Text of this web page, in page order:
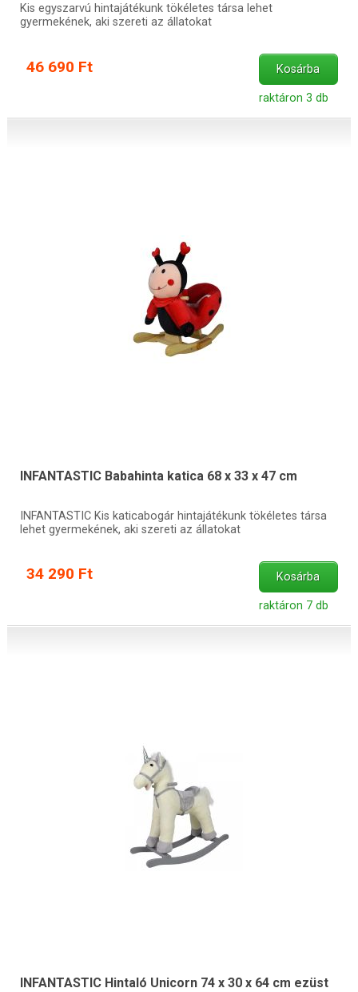
Kis egyszarvú hintajátékunk tökéletes társa lehet
gyermekének, aki szereti az állatokat
46 690 Ft Kosárba
raktáron 3 db
INFANTASTIC Babahinta katica 68 x 33 x 47 cm
INFANTASTIC Kis katicabogár hintajátékunk tökéletes társa
lehet gyermekének, aki szereti az állatokat
34 290 Ft Kosárba
raktáron 7 db
INFANTASTIC Hintaló Unicorn 74 x 30 x 64 cm ezüst